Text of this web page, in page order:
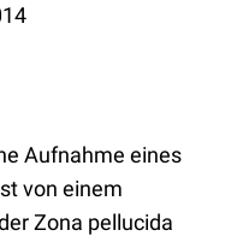
Aufnahme eines
von einem
Zona pellucida